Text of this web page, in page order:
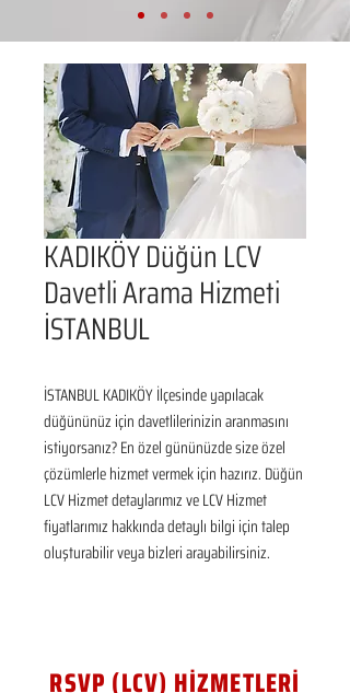
KADIKÖY Düğün LCV
Davetli Arama Hizmeti
İSTANBUL
İSTANBUL KADIKÖY İlçesinde yapılacak
düğününüz için davetlilerinizin aranmasını
istiyorsanız? En özel gününüzde size özel
çözümlerle hizmet vermek için hazırız. Düğün
LCV Hizmet detaylarımız ve LCV Hizmet
fiyatlarımız hakkında detaylı bilgi için talep
oluşturabilir veya bizleri arayabilirsiniz.
RSVP (LCV) HİZMETLERİ